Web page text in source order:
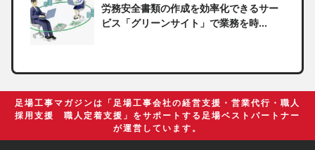
労務安全書類の作成を効率化できるサー
ビス「グリーンサイト」で業務を時...
届いたらどうしたらいい？
足場工事マガジンは「足場工事会社の経営支援・営業代行・職人
採用支援 職人定着支援」をサポートする足場ベストパートナー
が運営しています。